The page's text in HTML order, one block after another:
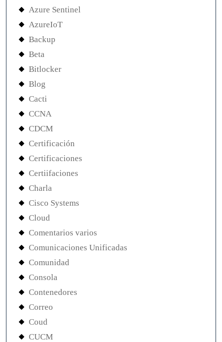
Azure Sentinel
AzureIoT
Backup
Beta
Bitlocker
Blog
Cacti
CCNA
CDCM
Certificación
Certificaciones
Certiifaciones
Charla
Cisco Systems
Cloud
Comentarios varios
Comunicaciones Unificadas
Comunidad
Consola
Contenedores
Correo
Coud
CUCM